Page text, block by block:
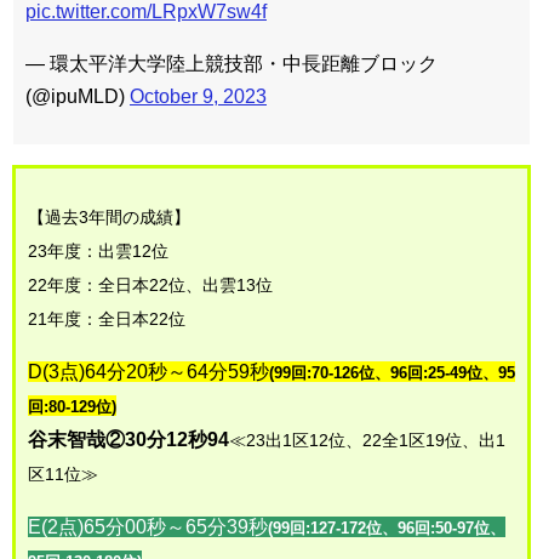
pic.twitter.com/LRpxW7sw4f
— 環太平洋大学陸上競技部・中長距離ブロック
(@ipuMLD) October 9, 2023
【過去3年間の成績】
23年度：出雲12位
22年度：全日本22位、出雲13位
21年度：全日本22位
D(3点)64分20秒～64分59秒(99回:70-126位、96回:25-49位、95
回:80-129位)
谷末智哉②30分12秒94≪23出1区12位、22全1区19位、出1
区11位≫
E(2点)65分00秒～65分39秒(99回:127-172位、96回:50-97位、